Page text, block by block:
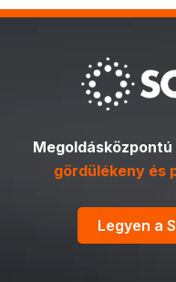
gördülékeny és
Legyen a